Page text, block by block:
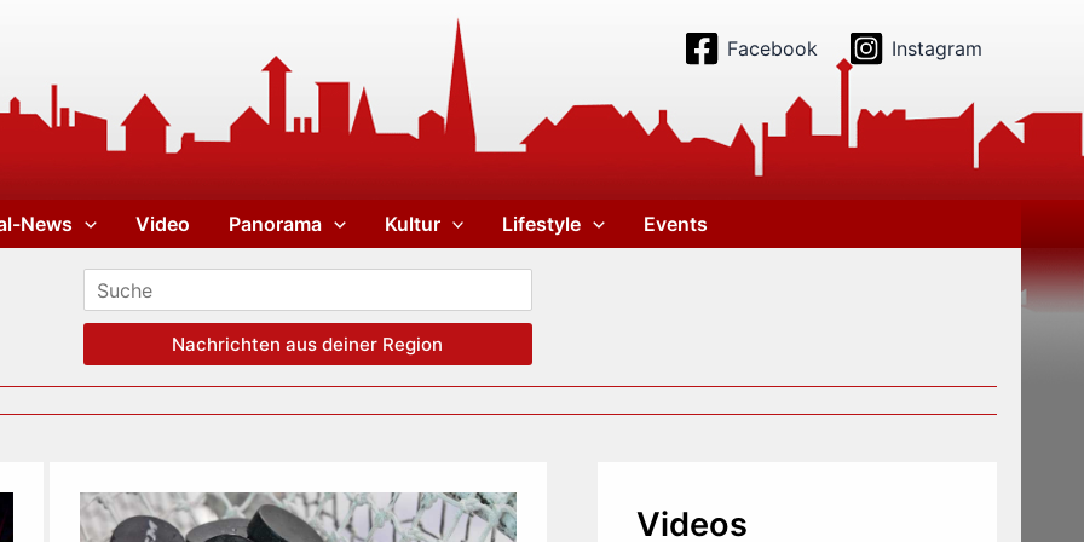
Facebook Instagram
News Video Panorama Kultur Lifestyle Events
Nachrichten aus deiner Region
Videos